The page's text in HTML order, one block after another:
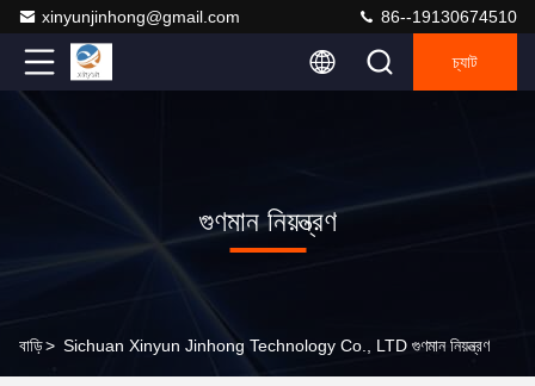
xinyunjinhong@gmail.com 86--19130674510
চ্যাট
গুণমান নিয়ন্ত্রণ
বাড়ি> Sichuan Xinyun Jinhong Technology Co., LTD গুণমান নিয়ন্ত্রণ